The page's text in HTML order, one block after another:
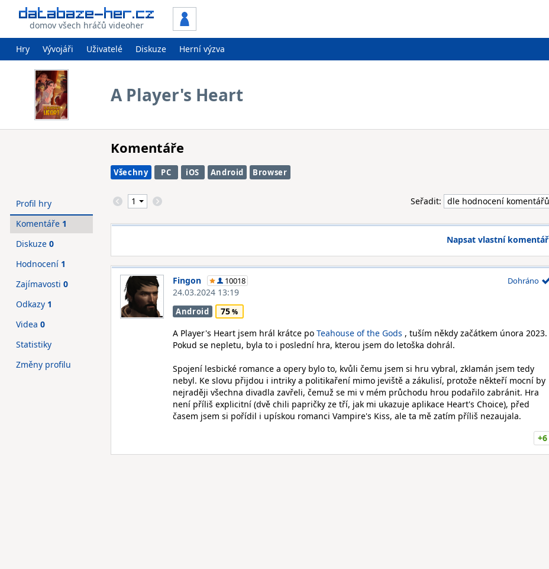
domov všech hráčů videoher
Hry Vývojáři Uživatelé Diskuze Herní výzva
A Player's Heart
Komentáře
Všechny PC iOS Android Browser
Seřadit:
Napsat vlastní komentář
Fingon 10018
24.03.2024 13:19
Dohráno
Android
75
A Player's Heart jsem hrál krátce po Teahouse of the Gods , tuším někdy začátkem února 2023.
Pokud se nepletu, byla to i poslední hra, kterou jsem do letoška dohrál.
Spojení lesbické romance a opery bylo to, kvůli čemu jsem si hru vybral, zklamán jsem tedy
nebyl. Ke slovu přijdou i intriky a politikaření mimo jeviště a zákulisí, protože někteří mocní by
nejraději všechna divadla zavřeli, čemuž se mi v mém průchodu hrou podařilo zabránit. Hra
není příliš explicitní (dvě chili papričky ze tří, jak mi ukazuje aplikace Heart's Choice), před
časem jsem si pořídil i upískou romanci Vampire's Kiss, ale ta mě zatím příliš nezaujala.
+6
Profil hry
Komentáře 1
Diskuze 0
Hodnocení 1
Zajímavosti 0
Odkazy 1
Videa 0
Statistiky
Změny profilu